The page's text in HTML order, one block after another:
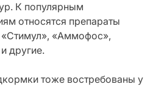
К популярным
относятся препараты
«Аммофос»,
другие.
тоже востребованы у